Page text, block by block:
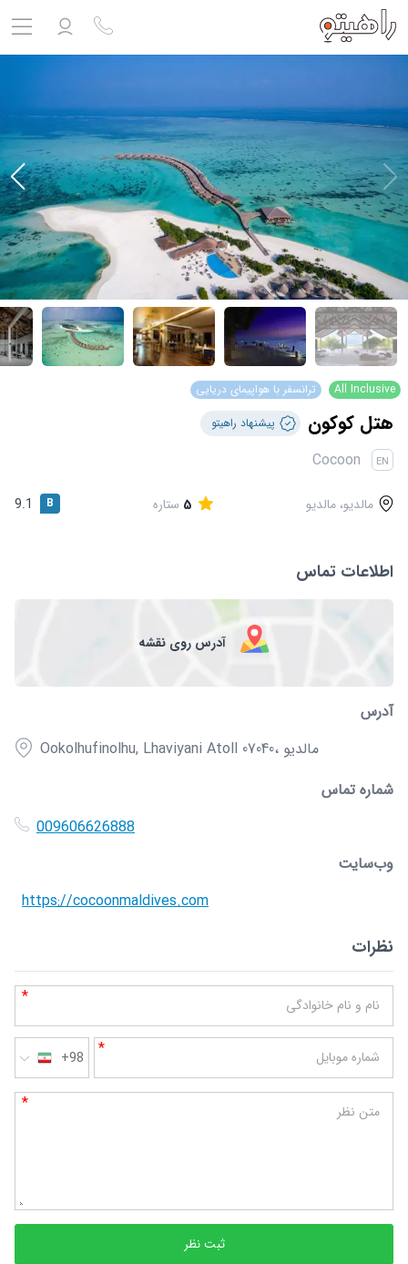
خروج
حساب کاربری ندارید؟ثبت نامکنید
ثبت نام آژانس
بلیط هواپیما
تور
درباره ما
ارتباط با ما
All Inclusive ترانسفر با هواپیمای دریایی
هتل کوکون پیشنهاد راهیتو
EN
Cocoon
مالدیو، مالدیو 5 ستاره B
9.1
اطلاعات تماس
آدرس روی نقشه
آدرس
Ookolhufinolhu, Lhaviyani Atoll 07040، مالدیو
شماره تماس
009606626888
وب‌سایت
https://cocoonmaldives.com
نظرات
نام و نام خانوادگی *
+98 شماره موبایل *
متن نظر *
ثبت نظر